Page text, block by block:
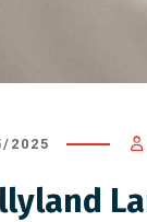
2025